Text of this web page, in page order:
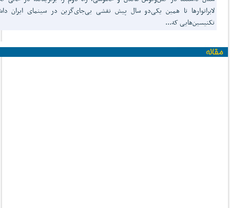
لابراتوارها تا همین یکی‌دو سال پیش نقشی بی‌جای‌گزین در سینمای ایران
تکنیسین‌هایی که...